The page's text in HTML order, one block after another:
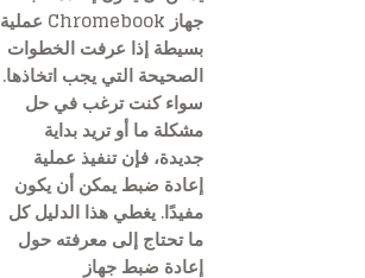
جهاز Chromebook عملية
بسيطة إذا عرفت الخطوات
الصحيحة التي يجب اتخاذها.
سواء كنت ترغب في حل
مشكلة ما أو تريد بداية
جديدة، فإن تنفيذ عملية
إعادة ضبط يمكن أن يكون
مفيدًا. يغطي هذا الدليل كل
ما تحتاج إلى معرفته حول
إعادة ضبط جهاز